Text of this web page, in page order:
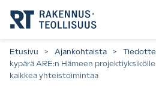
suoraan
sisältöön.
Etusivu > Ajankohtaista >
kypärä ARE:n Hämeen
kaikkea yhteistoimintaa